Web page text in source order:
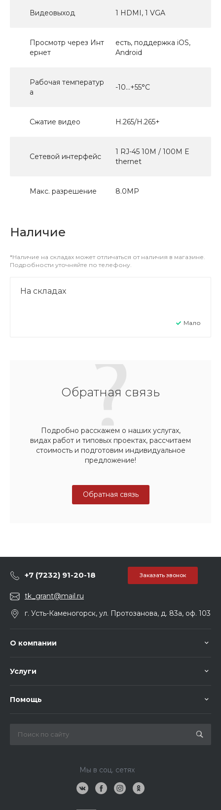
Видеовыход 1 HDMI, 1 VGA
Просмотр через Инт
ернет
есть, поддержка iOS,
Android
Рабочая температур
а
-10...+55°С
Сжатие видео H.265/H.265+
Сетевой интерфейс
1 RJ-45 10M / 100M E
thernet
Макс. разрешение 8.0МР
Наличие
*Наличие на складах может отличаться от наличия в магазине.
Подробности уточняйте по телефону.
На складах
Мало
Обратная связь
Подробно расскажем о наших услугах,
видах работ и типовых проектах, рассчитаем
стоимость и подготовим индивидуальное
предложение!
Обратная связь
+7 (7232) 91-20-18 Заказать звонок
tk_grant@mail.ru
г. Усть-Каменогорск, ул. Протозанова, д. 83а, оф. 103
О компании
Услуги
Помощь
Мы в соц. сетях